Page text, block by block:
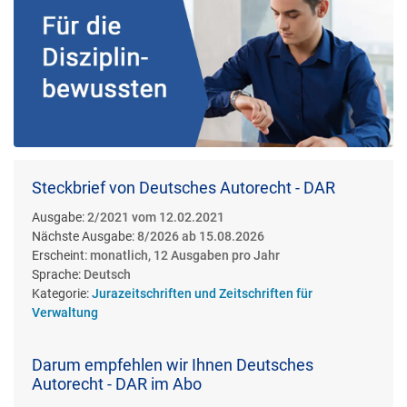
Steckbrief von Deutsches Autorecht - DAR
Ausgabe:2/2021 vom 12.02.2021
Nächste Ausgabe:8/2026 ab 15.08.2026
Erscheint: monatlich, 12 Ausgaben pro Jahr
Sprache: Deutsch
Kategorie:Jurazeitschriften und Zeitschriften für
Verwaltung
Darum empfehlen wir Ihnen Deutsches
Autorecht - DAR im Abo